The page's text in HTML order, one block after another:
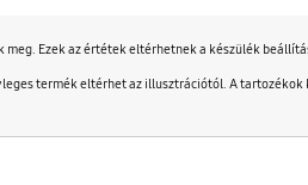
Ezek az értétek eltérhetnek a készülék
termék eltérhet az illusztrációtól. A